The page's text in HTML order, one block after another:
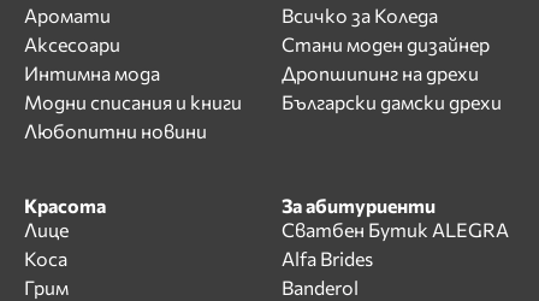
Аромати
Аксесоари
Интимна мода
Модни списания и книги
Любопитни новини
Всичко за Коледа
Стани моден дизайнер
Дропшипинг на дрехи
Български дамски дрехи
Красота
Лице
Коса
Грим
За абитуриенти
Сватбен Бутик ALEGRA
Alfa Brides
Banderol